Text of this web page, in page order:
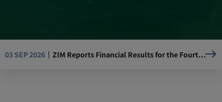
05 AUG 2026 Resumption of Operations at La Guaira Port, Venezuela